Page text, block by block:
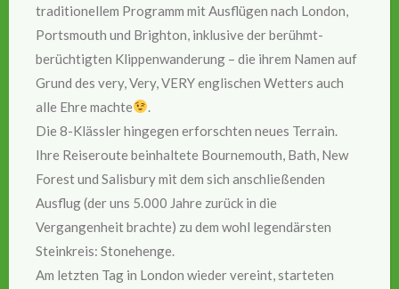
traditionellem Programm mit Ausflügen nach London,
Portsmouth und Brighton, inklusive der berühmt-
berüchtigten Klippenwanderung – die ihrem Namen auf
Grund des very, Very, VERY englischen Wetters auch
alle Ehre machte
.
Die 8-Klässler hingegen erforschten neues Terrain.
Ihre Reiseroute beinhaltete Bournemouth, Bath, New
Forest und Salisbury mit dem sich anschließenden
Ausflug (der uns 5.000 Jahre zurück in die
Vergangenheit brachte) zu dem wohl legendärsten
Steinkreis: Stonehenge.
Am letzten Tag in London wieder vereint, starteten